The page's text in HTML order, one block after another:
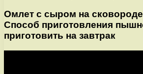
Омлет с сыром на
Способ приготовления
приготовить на завтрак